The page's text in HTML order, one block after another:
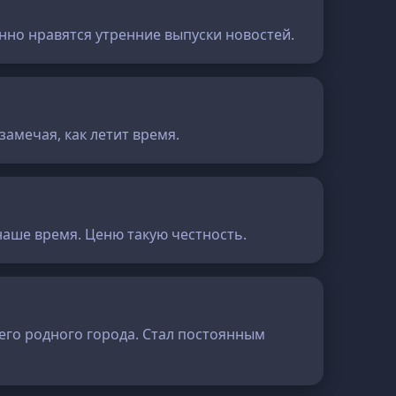
нравятся утренние выпуски новостей.
как летит время.
время. Ценю такую честность.
родного города. Стал постоянным